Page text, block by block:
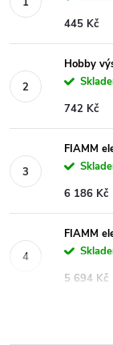
445 Kč
Hobby
742 Kč
FIAMM
6 186 Kč
FIAMM
5 694 Kč